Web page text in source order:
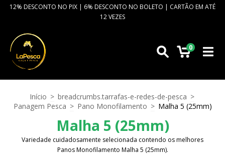
12% DESCONTO NO PIX | 6% DESCONTO NO BOLETO | CARTÃO EM ATÉ
12 VEZES
0
Início > breadcrumbs.tarrafas-e-redes-de-pesca >
Panagem Pesca > Pano Monofilamento > Malha 5 (25mm)
Malha 5 (25mm)
Variedade cuidadosamente selecionada contendo os melhores
Panos Monofilamento Malha 5 (25mm).